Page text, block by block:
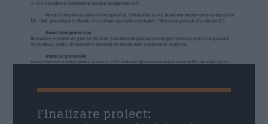
Finalizare proiect: